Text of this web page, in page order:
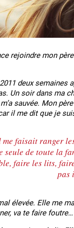
rejoindre mon
deux
Un soir dans ma
sauvée. Mon
il me dit que je
faisait ranger
seule de toute la
faire les lits,
pas
élevée. Elle me
va te faire foutre…